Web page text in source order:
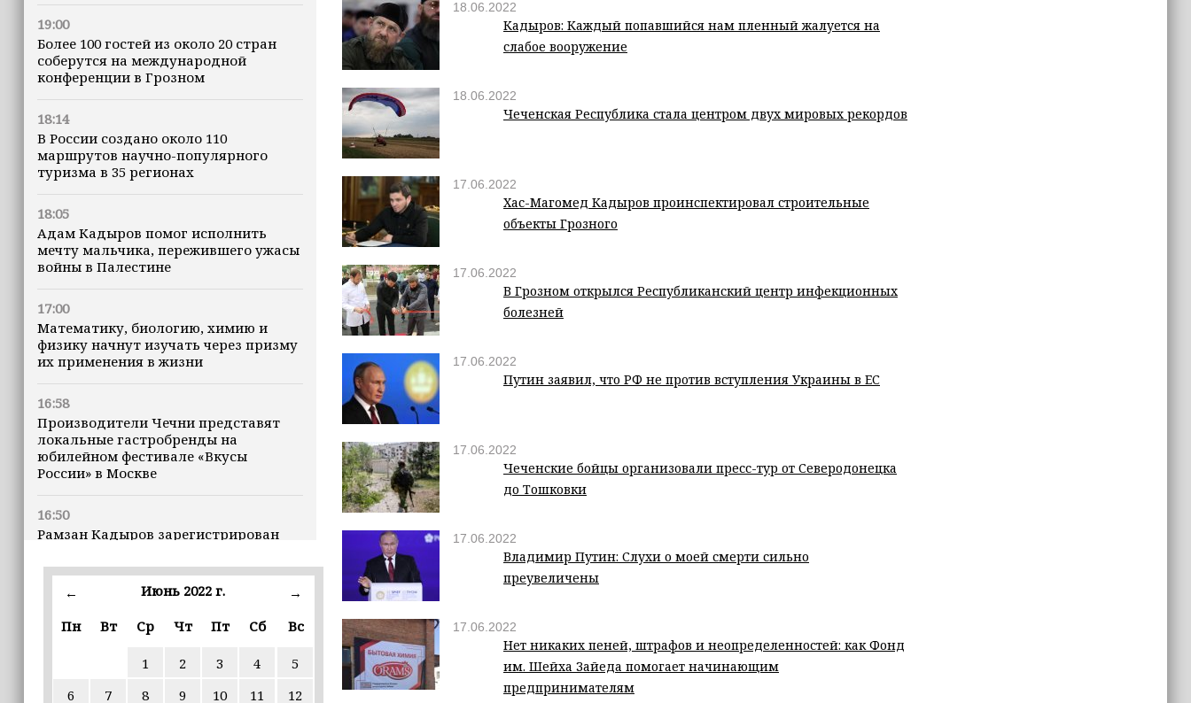
19:00
Более 100 гостей из около 20 стран
соберутся на международной
конференции в Грозном
18:14
В России создано около 110
маршрутов научно-популярного
туризма в 35 регионах
18:05
Адам Кадыров помог исполнить
мечту мальчика, пережившего ужасы
войны в Палестине
17:00
Математику, биологию, химию и
физику начнут изучать через призму
их применения в жизни
16:58
Производители Чечни представят
локальные гастробренды на
юбилейном фестивале «Вкусы
России» в Москве
16:50
Рамзан Кадыров зарегистрирован
16:47
землетрясения, рассказала
← Июнь 2022 г.
→
Пн
Вт Ср Чт Пт Сб Вс
1 2 3 4
5
6
7 8 9 10 11 12
18.06.2022
Кадыров: Каждый попавшийся нам пленный жалуется на
слабое вооружение
18.06.2022
Чеченская Республика стала центром двух мировых рекордов
17.06.2022
Хас-Магомед Кадыров проинспектировал строительные
объекты Грозного
17.06.2022
В Грозном открылся Республиканский центр инфекционных
болезней
17.06.2022
Путин заявил, что РФ не против вступления Украины в ЕС
17.06.2022
Чеченские бойцы организовали пресс-тур от Северодонецка
до Тошковки
17.06.2022
Владимир Путин: Слухи о моей смерти сильно
преувеличены
17.06.2022
Нет никаких пеней, штрафов и неопределенностей: как Фонд
им. Шейха Зайеда помогает начинающим
предпринимателям